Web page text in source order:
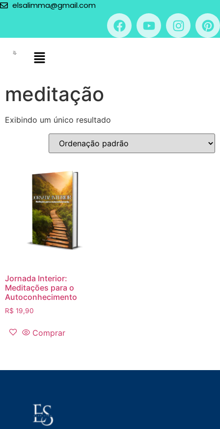
elsalimma@gmail.com
meditação
Exibindo um único resultado
Jornada Interior:
Meditações para o
Autoconhecimento
R$ 19,90
Comprar